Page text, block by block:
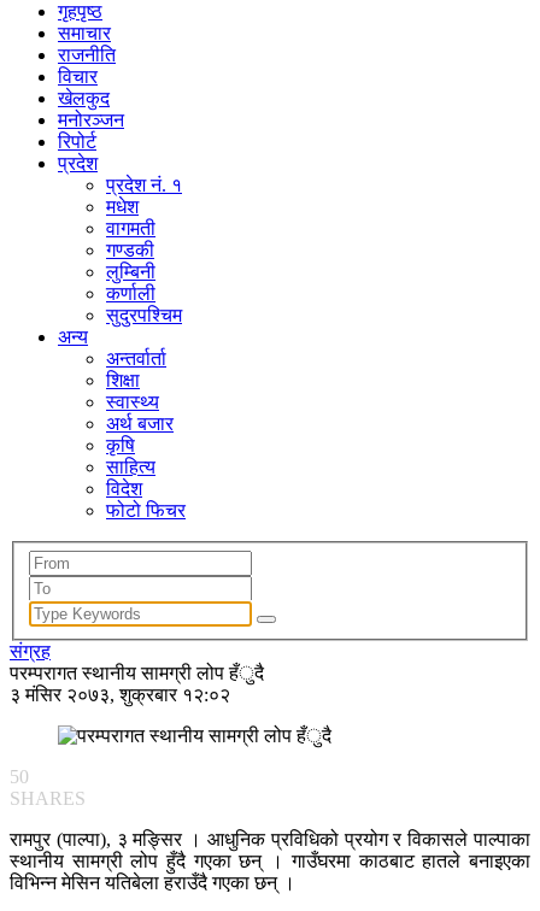
गृहपृष्ठ
समाचार
राजनीति
विचार
खेलकुद
मनोरञ्जन
रिपोर्ट
प्रदेश
प्रदेश नं. १
मधेश
वागमती
गण्डकी
लुम्बिनी
कर्णाली
सुदुरपश्चिम
अन्य
अन्तर्वार्ता
शिक्षा
स्वास्थ्य
अर्थ बजार
कृषि
साहित्य
विदेश
फोटो फिचर
संग्रह
परम्परागत स्थानीय सामग्री लोप हँुदै
३ मंसिर २०७३, शुक्रबार १२:०२
50
SHARES
रामपुर (पाल्पा), ३ मङ्सिर । आधुनिक प्रविधिको प्रयोग र विकासले पाल्पाका
स्थानीय सामग्री लोप हुँदै गएका छन् । गाउँघरमा काठबाट हातले बनाइएका
विभिन्न मेसिन यतिबेला हराउँदै गएका छन् ।